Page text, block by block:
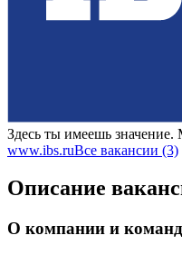
Здесь ты имеешь значение.
www.ibs.ruВсе вакансии (3)
Описание
О компании и